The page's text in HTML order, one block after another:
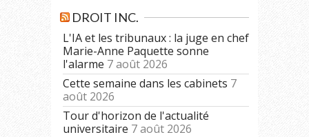
DROIT INC.
L'IA et les tribunaux : la juge en chef
Marie-Anne Paquette sonne
l'alarme 7 août 2026
Cette semaine dans les cabinets 7
août 2026
Tour d'horizon de l'actualité
universitaire 7 août 2026